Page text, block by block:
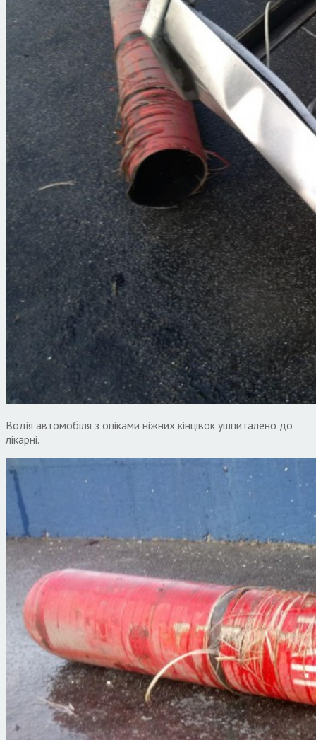
Водія автомобіля з опіками ніжних кінцівок ушпиталено до
лікарні.